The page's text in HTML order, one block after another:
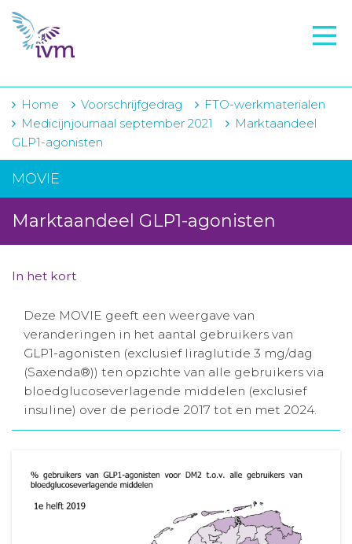
VMI
FTO voorbereiding
IVM-academie
Zorginstellingen
Projecten
Actueel
Winkelwagentje
Aanmelden nieuwsbrief
Toegang leeromgeving
Home Voorschrijfgedrag
FTO-werkmaterialen
Medicijnjournaal september 2021
Marktaandeel
GLP1-agonisten
MOVIE
Marktaandeel GLP1-agonisten
In het kort
Deze MOVIE geeft een weergave van
veranderingen in het aantal gebruikers van
GLP1-agonisten (exclusief liraglutide 3 mg/dag
(Saxenda®)) ten opzichte van alle gebruikers via
bloedglucoseverlagende middelen (exclusief
insuline) over de periode 2017 tot en met 2024.